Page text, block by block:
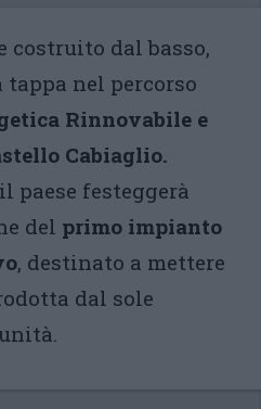
costruito dal basso,
tappa nel percorso
Rinnovabile e
Cabiaglio.
il paese festeggerà
del primo impianto
, destinato a mettere
dal sole